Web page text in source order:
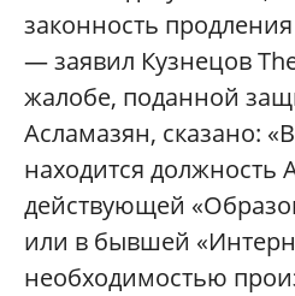
законность
— заявил Кузнецов
жалобе, поданной
Асламазян, сказано:
находится должность
действующей
или в бывшей
необходимостью